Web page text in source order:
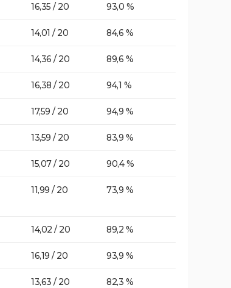
16,35 / 20 93,0 %
14,01 / 20 84,6 %
14,36 / 20 89,6 %
16,38 / 20 94,1 %
17,59 / 20 94,9 %
13,59 / 20 83,9 %
15,07 / 20 90,4 %
11,99 / 20 73,9 %
14,02 / 20 89,2 %
16,19 / 20 93,9 %
13,63 / 20 82,3 %